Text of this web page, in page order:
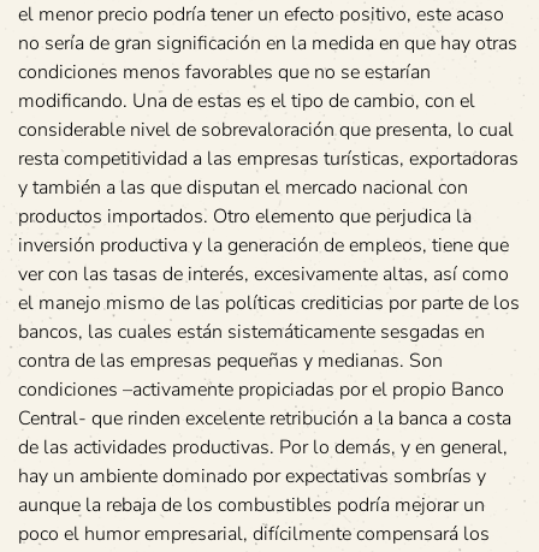
el menor precio podría tener un efecto positivo, este acaso
no sería de gran significación en la medida en que hay otras
condiciones menos favorables que no se estarían
modificando. Una de estas es el tipo de cambio, con el
considerable nivel de sobrevaloración que presenta, lo cual
resta competitividad a las empresas turísticas, exportadoras
y también a las que disputan el mercado nacional con
productos importados. Otro elemento que perjudica la
inversión productiva y la generación de empleos, tiene que
ver con las tasas de interés, excesivamente altas, así como
el manejo mismo de las políticas crediticias por parte de los
bancos, las cuales están sistemáticamente sesgadas en
contra de las empresas pequeñas y medianas. Son
condiciones –activamente propiciadas por el propio Banco
Central- que rinden excelente retribución a la banca a costa
de las actividades productivas. Por lo demás, y en general,
hay un ambiente dominado por expectativas sombrías y
aunque la rebaja de los combustibles podría mejorar un
poco el humor empresarial, difícilmente compensará los